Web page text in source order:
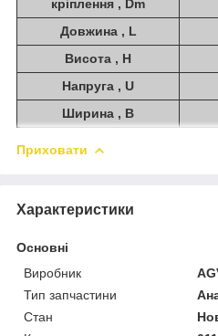
кріплення , Dm
Довжина , L
Висота , H
Напруга , U
Ширина , B
Приховати
Характеристики
Основні
Виробник
Тип запчастини
Стан